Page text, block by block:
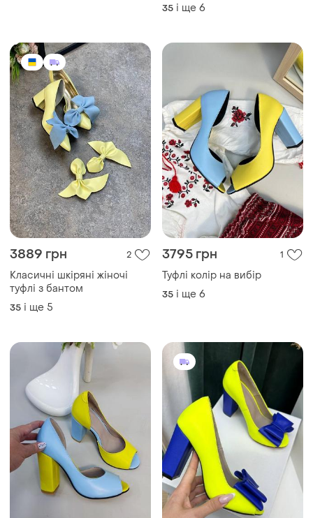
3889 грн 2
Класичні шкіряні жіночі
туфлі з бантом
35 і ще 5
3795 грн
Туфлі колір на вибір
35 і ще
3795 грн 5
Туфлі колір на вибір
3850 грн
Туфлі з натуральної
італійської шкіри та замші